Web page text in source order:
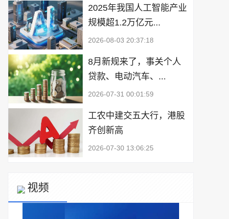
2025年我国人工智能产业
规模超1.2万亿元...
2026-08-03 20:37:18
8月新规来了，事关个人
贷款、电动汽车、...
2026-07-31 00:01:59
工农中建交五大行，港股
齐创新高
2026-07-30 13:06:25
视频